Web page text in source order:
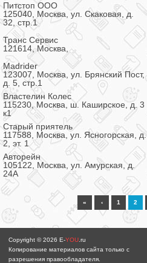
Питстоп ООО
125040, Москва, ул. Скаковая, д.
32, стр.1
Транс Сервис
121614, Москва,
Madrider
123007, Москва, ул. Брянский Пост,
д. 5, стр.1
Властелин Колес
115230, Москва, ш. Каширское, д. 3
к1
Старый приятель
117588, Москва, ул. Ясногорская, д.
2, эт. 1
Авторейн
105122, Москва, ул. Амурская, д.
24А
« ‹ 1 2
Copyright © 2026 E-YOU .ru
Копирование материалов сайта только с
разрешения правообладателя.